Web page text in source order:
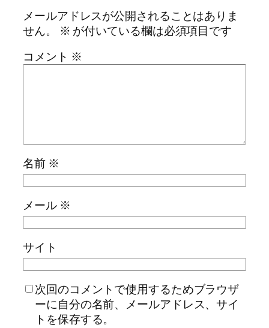
メールアドレスが公開されることはありま
せん。
※ が付いている欄は必須項目です
コメント ※
名前 ※
メール ※
サイト
次回のコメントで使用するためブラウザ
ーに自分の名前、メールアドレス、サイ
トを保存する。